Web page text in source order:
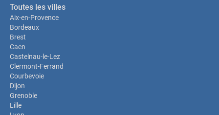
Toutes les villes
Aix-en-Provence
Bordeaux
Brest
Caen
Castelnau-le-Lez
Clermont-Ferrand
Courbevoie
Dijon
Grenoble
Lille